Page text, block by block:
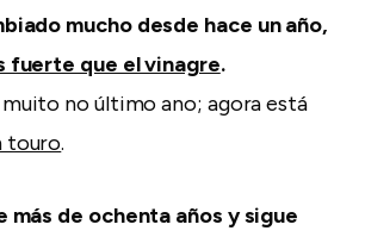
mucho desde hace un año,
fuerte que el vinagre.
no último ano; agora está
touro.
más de ochenta años y sigue